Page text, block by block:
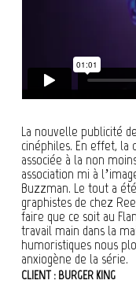
La nouvelle publicité
cinéphiles. En effet, la
associée à la non
association mi à
Buzzman. Le tout a
graphistes de chez
faire que ce soit au
travail main dans la
humoristiques nous
anxiogène de la série.
CLIENT : BURGER KING